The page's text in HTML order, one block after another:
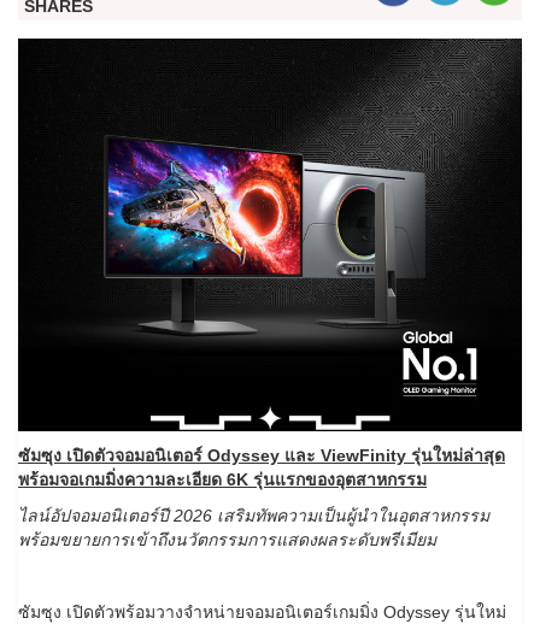
SHARES
ซัมซุง เปิดตัวจอมอนิเตอร์ Odyssey และ ViewFinity รุ่นใหม่ล่าสุด
พร้อมจอเกมมิ่งความละเอียด 6K รุ่นแรกของอุตสาหกรรม
ไลน์อัปจอมอนิเตอร์ปี2026 เสริมทัพความเป็นผู้นำในอุตสาหกรรม
พร้อมขยายการเข้าถึงนวัตกรรมการแสดงผลระดับพรีเมียม
ซัมซุง เปิดตัวพร้อมวางจำหน่ายจอมอนิเตอร์เกมมิ่ง Odyssey รุ่นใหม่